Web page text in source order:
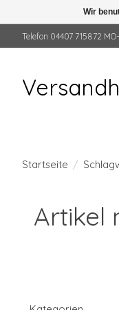
Telefon 04407 715872
Startseite /
Artikel
Wir